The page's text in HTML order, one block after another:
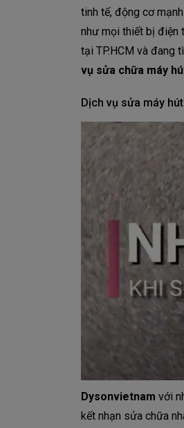
tinh tế, động cơ
như mọi thiết bị điện
tại TP.HCM và đang
vụ sửa chữa máy
Dịch vụ sửa máy
Dysonvietnam với
kết nhạn sửa chữa